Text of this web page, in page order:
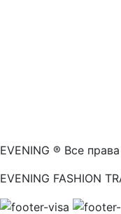
EVENING ® Все
EVENING FASHION